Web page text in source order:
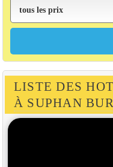
LISTE DES
À SUPHAN